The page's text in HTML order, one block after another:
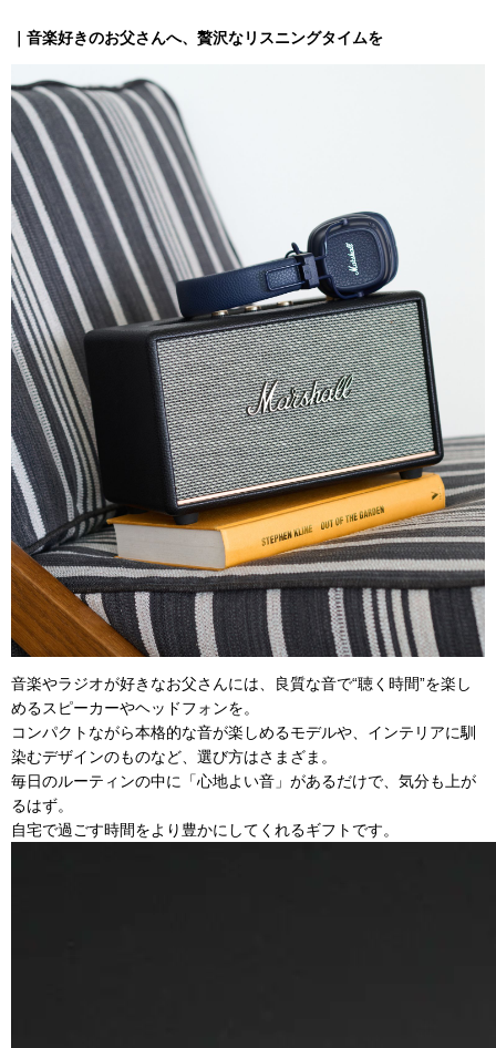
｜音楽好きのお父さんへ、贅沢なリスニングタイムを
音楽やラジオが好きなお父さんには、良質な音で“聴く時間”を楽し
めるスピーカーやヘッドフォンを。
コンパクトながら本格的な音が楽しめるモデルや、インテリアに馴
染むデザインのものなど、選び方はさまざま。
毎日のルーティンの中に「心地よい音」があるだけで、気分も上が
るはず。
自宅で過ごす時間をより豊かにしてくれるギフトです。